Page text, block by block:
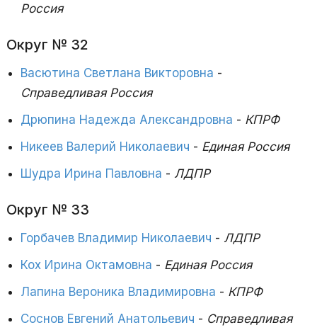
Россия
Округ № 32
Васютина Светлана Викторовна -
Справедливая Россия
Дрюпина Надежда Александровна - КПРФ
Никеев Валерий Николаевич - Единая Россия
Шудра Ирина Павловна - ЛДПР
Округ № 33
Горбачев Владимир Николаевич - ЛДПР
Кох Ирина Октамовна - Единая Россия
Лапина Вероника Владимировна - КПРФ
Соснов Евгений Анатольевич - Справедливая